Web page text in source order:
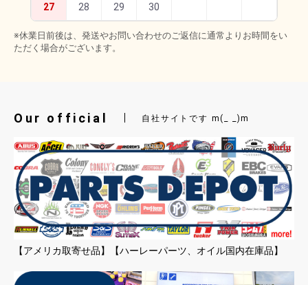
27 28 29 30
※休業日前後は、発送やお問い合わせのご返信に通常よりお時間をい
ただく場合がございます。
Our official 自社サイトです m(_ _)m
【アメリカ取寄せ品】【ハーレーパーツ、オイル国内在庫品】